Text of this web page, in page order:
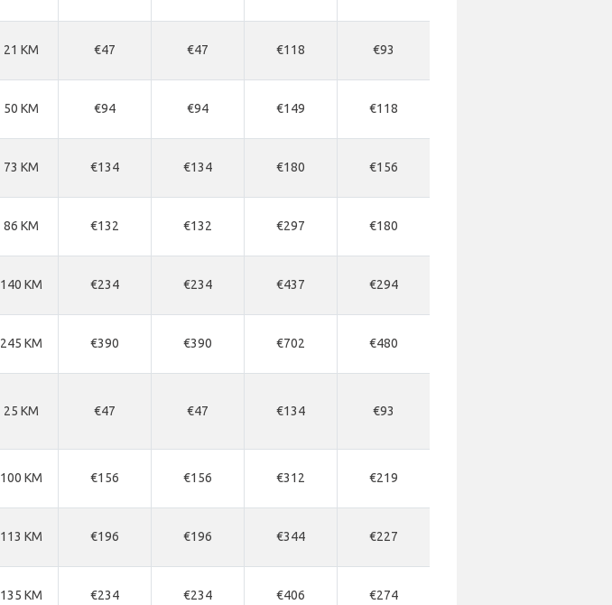
21 KM €47 €47 €118 €93
50 KM €94 €94 €149 €118
73 KM €134 €134 €180 €156
86 KM €132 €132 €297 €180
140 KM €234 €234 €437 €294
245 KM €390 €390 €702 €480
25 KM €47 €47 €134 €93
100 KM €156 €156 €312 €219
113 KM €196 €196 €344 €227
135 KM €234 €234 €406 €274